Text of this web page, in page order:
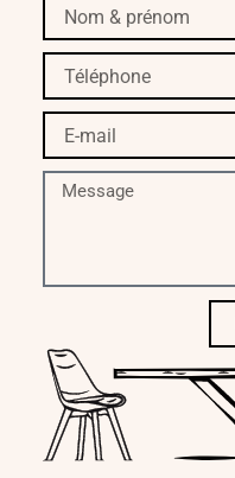
prénom
mail
Message